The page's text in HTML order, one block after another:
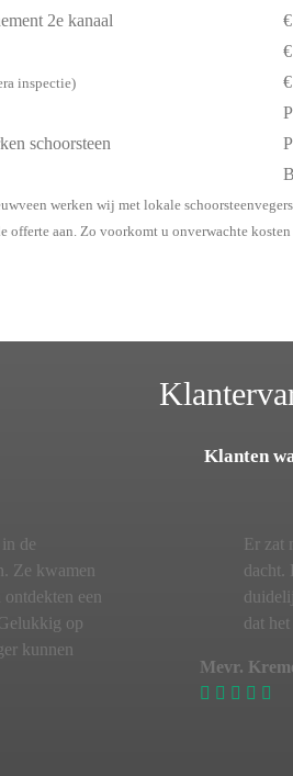
2e kanaal
inspectie)
schoorsteen
werken wij met lokale
aan. Zo voorkomt u onverwachte kosten
Klanten
de
Ze kwamen
een
op
kunnen
Er zat
dacht.
dat
Mevr.